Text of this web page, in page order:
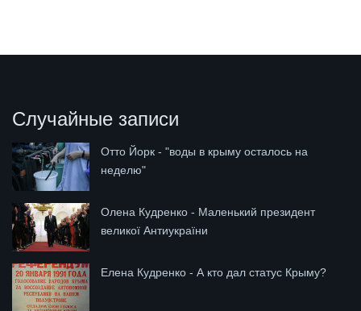
Случайные записи
Отто Йорк - "воды в крыму осталось на
неделю"
Олена Кудренко - Маленький президент
великої Антиукраїни
Елена Кудренко - А кто дал статус Крыму?